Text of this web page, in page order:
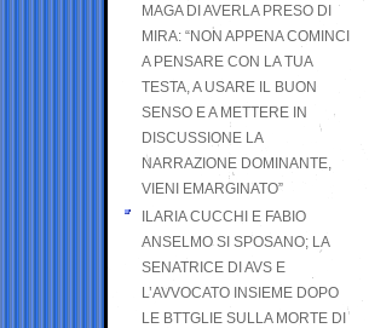
MAGA DI AVERLA PRESO DI
MIRA: “NON APPENA COMINCI
A PENSARE CON LA TUA
TESTA, A USARE IL BUON
SENSO E A METTERE IN
DISCUSSIONE LA
NARRAZIONE DOMINANTE,
VIENI EMARGINATO”
ILARIA CUCCHI E FABIO
ANSELMO SI SPOSANO; LA
SENATRICE DI AVS E
L’AVVOCATO INSIEME DOPO
LE BTTGLIE SULLA MORTE DI